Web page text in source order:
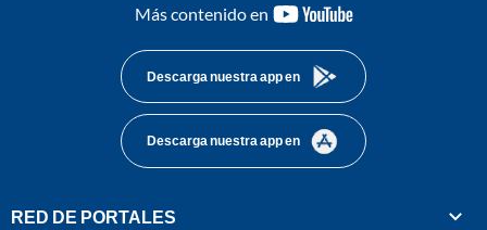
Más contenido en
youtube-
Descarga nuestra app en
Descarga nuestra app en
RED DE PORTALES